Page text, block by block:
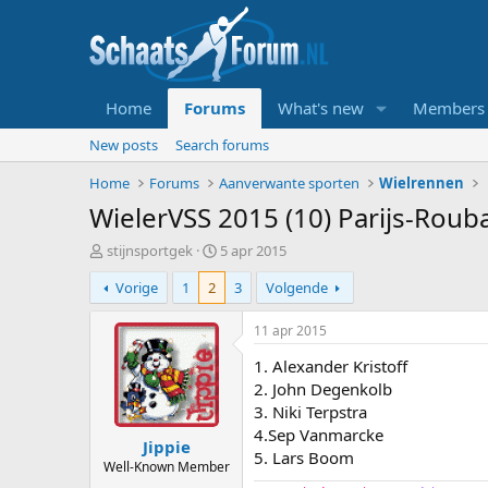
Home Forums What's new Members
New posts
Search forums
Home
Forums Aanverwante sporten Wielrennen
WielerVSS 2015 (10) Parijs-
T
o
p
i
r
stijnsportgek
S
t
r
5 apr 2015
Vorige
1 2 3 Volgende
Jippie
Well-Known Member
11 apr 2015
1. Alexander Kristoff
2. John Degenkolb
3. Niki Terpstra
4.Sep Vanmarcke
5. Lars Boom